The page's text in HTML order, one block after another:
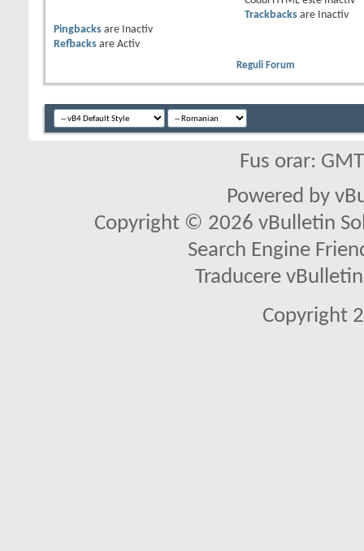
Trackbacksare
Inactiv
Pingbacks are
Inactiv
Refbacks are Activ
Reguli Forum
Fus orar:
Powered by
Copyright © 2026 vBulletin
Search Engine
Traducere
Copyright